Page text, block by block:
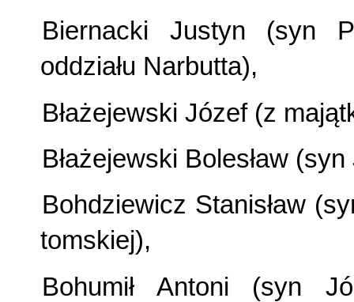
Biernacki Justyn (syn
oddziału Narbutta),
Błażejewski Józef (z
Błażejewski Bolesław
Bohdziewicz Stanisław
tomskiej),
Bohumił Antoni (syn